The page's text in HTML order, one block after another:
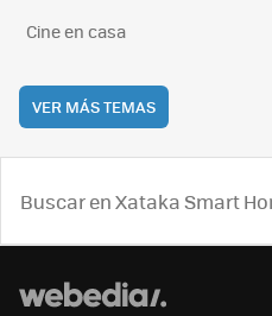
Cine en casa
VER MÁS TEMAS